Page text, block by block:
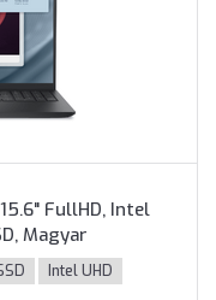
FullHD, Intel
Magyar
3 év garancia,
Intel UHD